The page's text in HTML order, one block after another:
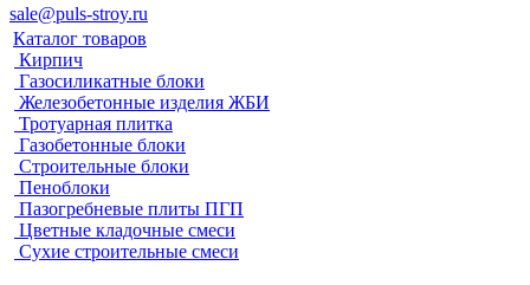
sale@puls-stroy.ru
Каталог товаров
Кирпич
Газосиликатные блоки
Железобетонные изделия ЖБИ
Тротуарная плитка
Газобетонные блоки
Строительные блоки
Пеноблоки
Пазогребневые плиты ПГП
Цветные кладочные смеси
Сухие строительные смеси